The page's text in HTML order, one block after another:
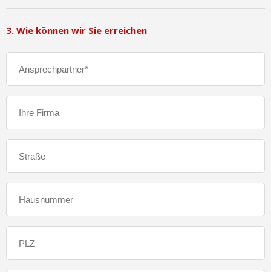
3. Wie können wir Sie erreichen